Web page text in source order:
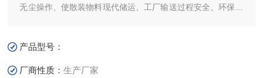
无尘操作、使散装物料现代储运、工厂输送过程安全、环保运
产品型号：
厂商性质：生产厂家